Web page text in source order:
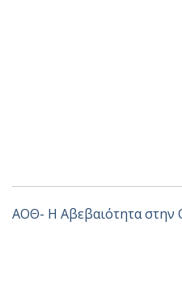
ΑΟΘ- Η Αβεβαιότητα στην